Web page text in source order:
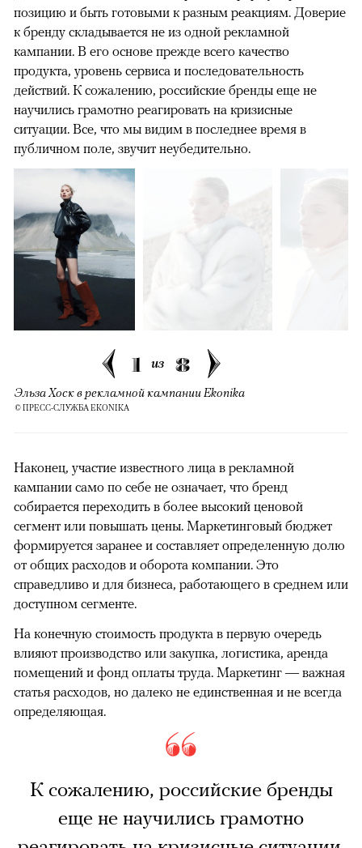
позицию и быть готовыми к разным реакциям. Доверие
к бренду складывается не из одной рекламной
кампании. В его основе прежде всего качество
продукта, уровень сервиса и последовательность
действий. К сожалению, российские бренды еще не
научились грамотно реагировать на кризисные
ситуации. Все, что мы видим в последнее время в
публичном поле, звучит неубедительно.
1 из 8
Эльза Хоск в рекламной кампании Ekonika
© ПРЕСС-СЛУЖБА EKONIKA
Наконец, участие известного лица в рекламной
кампании само по себе не означает, что бренд
собирается переходить в более высокий ценовой
сегмент или повышать цены. Маркетинговый бюджет
формируется заранее и составляет определенную долю
от общих расходов и оборота компании. Это
справедливо и для бизнеса, работающего в среднем или
доступном сегменте.
На конечную стоимость продукта в первую очередь
влияют производство или закупка, логистика, аренда
помещений и фонд оплаты труда. Маркетинг — важная
статья расходов, но далеко не единственная и не всегда
определяющая.
К сожалению, российские бренды
еще не научились грамотно